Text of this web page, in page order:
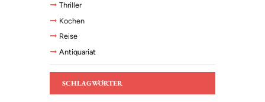
Thriller
Kochen
Reise
Antiquariat
SCHLAGWÖRTER